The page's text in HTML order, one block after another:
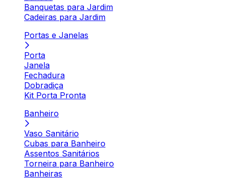
Banquetas para Jardim
Cadeiras para Jardim
Portas e Janelas
Porta
Janela
Fechadura
Dobradiça
Kit Porta Pronta
Banheiro
Vaso Sanitário
Cubas para Banheiro
Assentos Sanitários
Torneira para Banheiro
Banheiras